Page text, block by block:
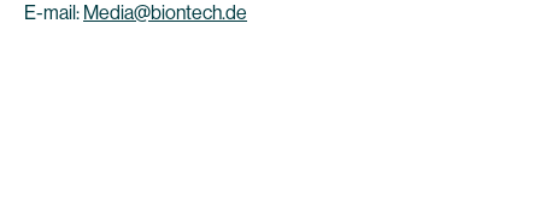
E-mail: Media@biontech.de